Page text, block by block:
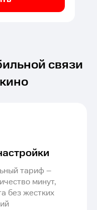
связи
тариф –
минут,
без жестких